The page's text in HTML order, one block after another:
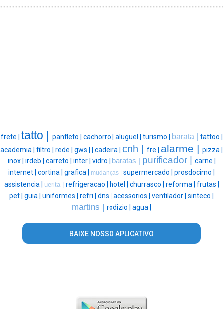
frete | tatto | panfleto | cachorro | aluguel | turismo | barata | tattoo |
academia | filtro | rede | gws | cadeira | cnh | fre | alarme | pizza |
inox | irdeb | carreto | inter | vidro | baratas | purificador |
carne |
internet | cortina | grafica | mudanças | supermercado | prosdocimo |
assistencia |
uerita | refrigeracao | hotel | churrasco | reforma | frutas |
pet | guia | uniformes | refri | dns | acessorios | ventilador | sinteco |
martins | rodizio | agua |
BAIXE NOSSO APLICATIVO